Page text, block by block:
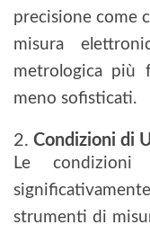
precisione come
misura
metrologica più
meno sofisticati.
2. Condizioni di
Le condizioni
strumenti di